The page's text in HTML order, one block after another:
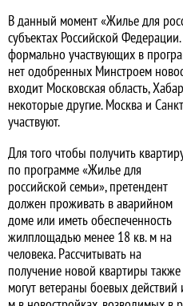
В данный момент «Жилье для
субъектах Российской
формально участвующих в
нет одобренных Минстроем
входит Московская область,
некоторые другие. Москва и
участвуют.
Для того чтобы получить
по программе «Жилье для
российской семьи», претендент
должен проживать в аварийном
доме или иметь обеспеченность
жилплощадью менее 18 кв. м на
человека. Рассчитывать на
получение новой квартиры также
могут ветераны боевых